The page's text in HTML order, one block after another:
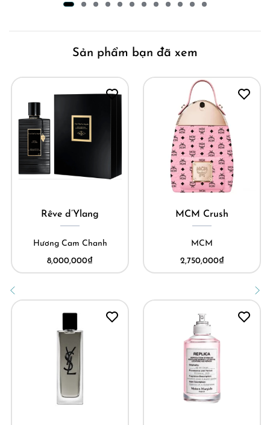
Sản phẩm bạn đã xem
MCM Crush
MCM
2,750,000₫
Chasing Sunsets
Maison Margiela
3,500,000₫